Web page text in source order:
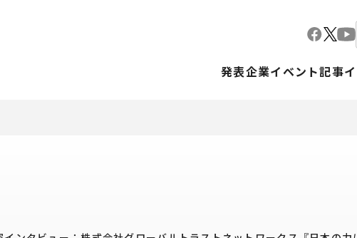
発表企業イベント記事